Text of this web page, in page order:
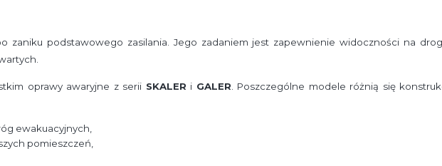
zaniku podstawowego zasilania. Jego zadaniem jest zapewnienie widoczności na
oprawy awaryjne z serii SKALER i GALER . Poszczególne modele różnią się
ewakuacyjnych,
pomieszczeń,